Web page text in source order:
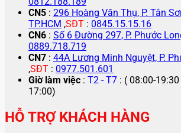
CN5 : 296 Hoàng Văn Thụ, P. Tân
TP.HCM ,SĐT : 0845.15.15.16
CN6 : Số 6 Đường 297, P. Phước
0889.718.719
CN7 : 44A Lương Minh Nguyệt, P.
,SĐT : 0977.501.601
Giờ làm việc : T2 - T7 : ( 08:00-19:30
17:00)
HỖ TRỢ KHÁCH HÀNG